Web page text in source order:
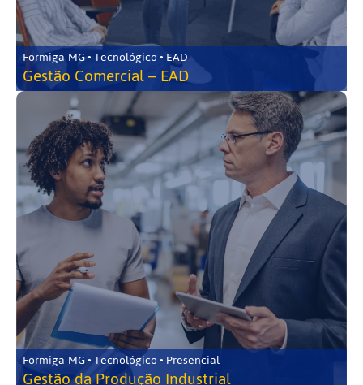
Formiga-MG • Tecnológico • EAD
Gestão Comercial – EAD
Formiga-MG • Tecnológico • Presencial
Gestão da Produção Industrial